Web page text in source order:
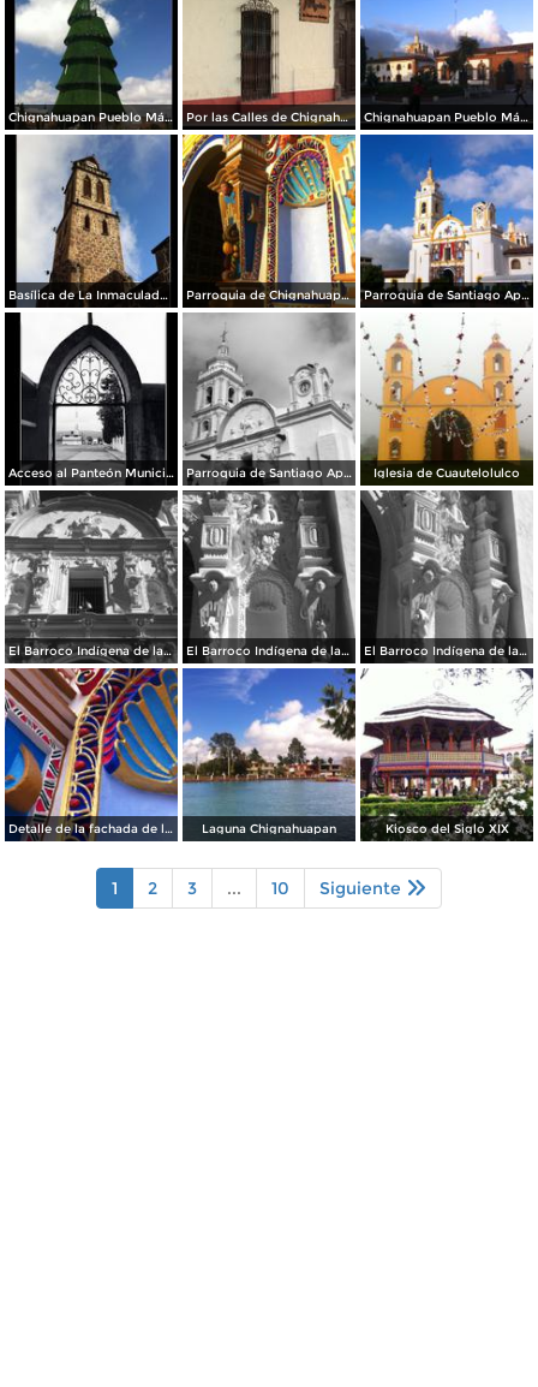
Chignahuapan Pueblo Mágico Por las Calles de Chignahuapan Chignahuapan Pueblo Mágico
Basílica de La Inmaculada Concepción. Parroquia de Chignahuapan. Parroquia de Santiago Apóstol
Acceso al Panteón Municipal Parroquia de Santiago Apóstol. Zócalo de la ciudad. Iglesia de Cuautelolulco
El Barroco Indígena de la Parroquia El Barroco Indígena de la Parroquia de Chignahuapan. El Barroco Indígena de la Parrroquia de Chignahuapan.
Detalle de la fachada de la Parroquia de Chignahuapan Laguna Chignahuapan Kiosco del Siglo XIX
1 2 3 ... 10 Siguiente